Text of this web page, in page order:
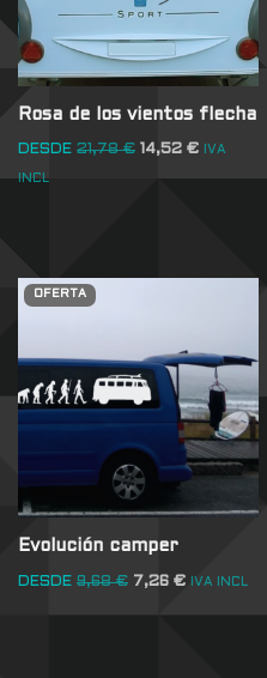
Rosa de los vientos flecha
DESDE 21,78€ 14,52 € IVA
INCL
OFERTA
Evolución camper
DESDE 9,68€ 7,26 € IVA INCL